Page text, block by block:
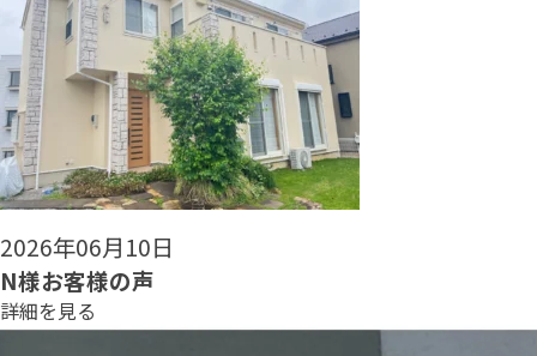
2026年06月08日
N様お客様の声
詳細を見る